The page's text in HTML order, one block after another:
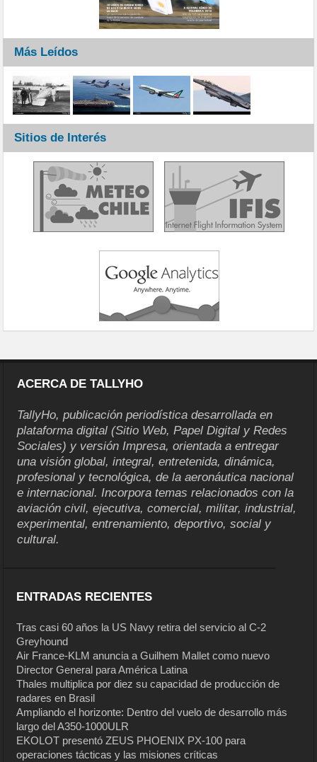
Más Leídos
Sitios de Interés
ACERCA DE TALLYHO
TallyHo, publicación periodística desarrollada en
plataforma digital (Sitio Web, Papel Digital y Redes
Sociales) y versión Impresa, orientada a entregar
una visión global, integral, entretenida, dinámica,
profesional y tecnológica, de la aeronáutica nacional
e internacional. Incorpora temas relacionados con la
aviación civil, ejecutiva, comercial, militar, industrial,
experimental, entrenamiento, deportivo, social y
cultural.
ENTRADAS RECIENTES
Tras casi 60 años la US Navy retira del servicio al C-2
Greyhound
Air France-KLM anuncia a Guilhem Mallet como nuevo
Director General para América Latina
Thales multiplica por diez su capacidad de producción de
radares en Brasil
Ampliando el horizonte: Dentro del vuelo de desarrollo más
largo del A350-1000ULR
EKOLOT presentó ZEUS PHOENIX PX-100 para
operaciones tácticas y las misiones críticas